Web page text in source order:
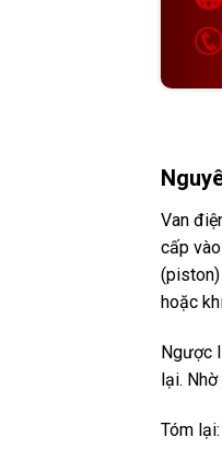
Van
cấp
hoặc
Ngược
lại.
Tóm lại: